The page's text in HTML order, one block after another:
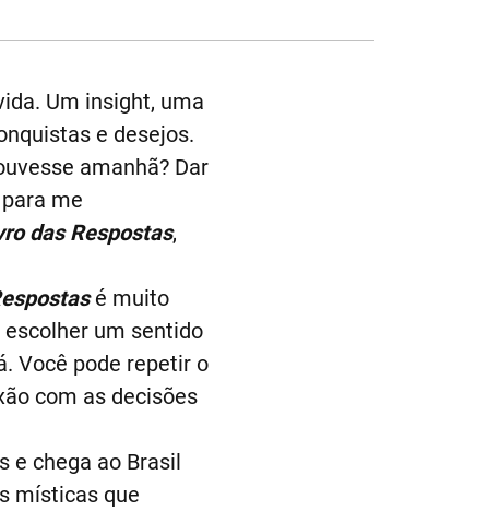
Um insight, uma
e desejos.
amanhã? Dar
me
das Respostas,
é muito
um sentido
Você pode repetir o
com as decisões
e chega ao Brasil
místicas que